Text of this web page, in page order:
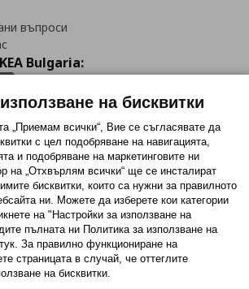
въпроси
Bulgaria:
PinterestInstagram
използване на бисквитки (Cookies)
на бисквитки
„Приемам всички“, Вие се съгласявате да
с цел подобряване на навигацията,
и подобряване на маркетинговите ни
на „Отхвърлям всички“ ще се инсталират
бисквитки, които са нужни за правилното
ни. Можете да изберете кои категории
на "Настройки за използване на
пълната ни Политика за използване на
За правилно функциониране на
страницата в случай, че оттеглите
на бисквитки.